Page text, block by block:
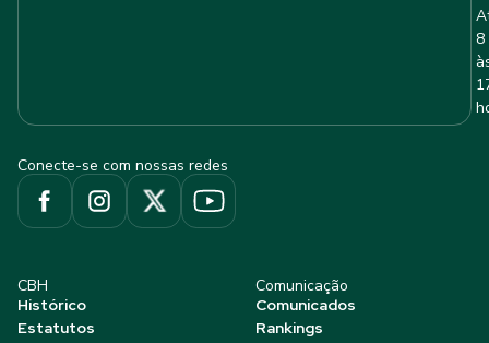
8
Conecte-se com nossas redes
CBH
Histórico
Estatutos
Comunicação
Comunicados
Rankings